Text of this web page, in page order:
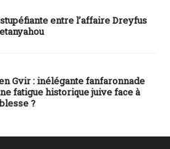
entre l’affaire Dreyfus
Gvir : inélégante fanfaronnade
fatigue historique juive face à
?